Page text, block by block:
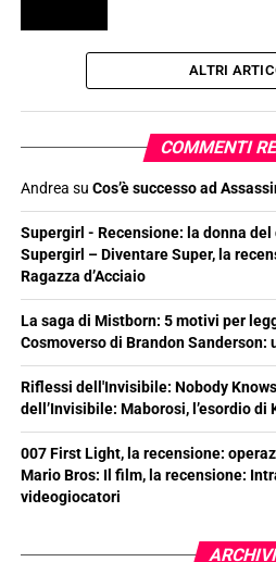
ALTRI
COMMENTI
Andrea su Cos’è successo ad
Supergirl - Recensione: la donna
Supergirl – Diventare Super, la
Ragazza d’Acciaio
La saga di Mistborn: 5 motivi per
Cosmoverso di Brandon Sanderson:
Riflessi dell'Invisibile: Nobody
dell’Invisibile: Maborosi, l’esordio di
007 First Light, la recensione:
Mario Bros: Il film, la recensione:
videogiocatori